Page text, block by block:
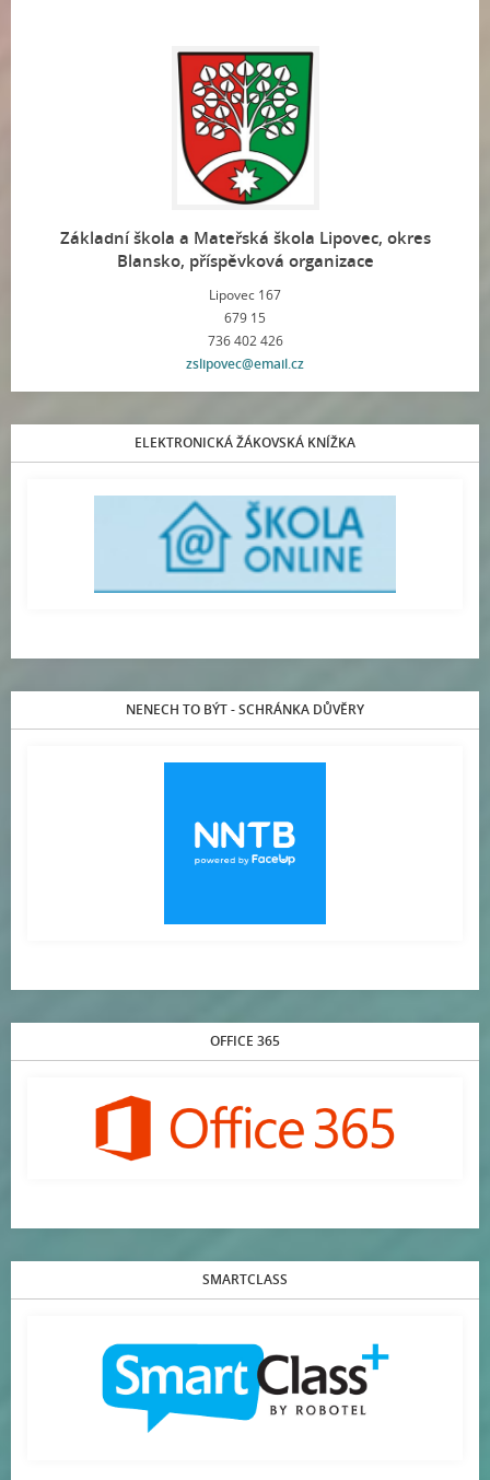
Základní škola a Mateřská škola Lipovec, okres
Blansko, příspěvková organizace
Lipovec 167
679 15
736 402 426
zslipovec@email.cz
ELEKTRONICKÁ ŽÁKOVSKÁ KNÍŽKA
NENECH TO BÝT - SCHRÁNKA DŮVĚRY
OFFICE 365
SMARTCLASS